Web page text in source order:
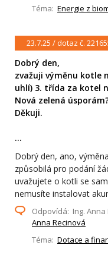
Téma: Energie z
23.7.25 / dotaz č.
Dobrý den,
zvažuji výměnu kotle
uhlí) 3. třída za kotel
Nová zelená
Děkuji.
...
Dobrý den, ano,
způsobilá pro podání
uvažujete o kotli se
nemusíte instalovat
Odpovídá: Ing. Anna
Anna Recinová
Téma: Dotace a